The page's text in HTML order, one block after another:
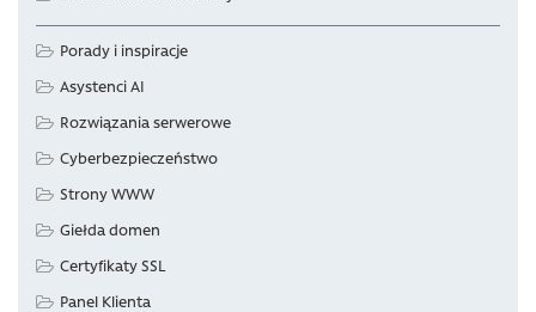
Porady i inspiracje
Asystenci AI
Rozwiązania serwerowe
Cyberbezpieczeństwo
Strony WWW
Giełda domen
Certyfikaty SSL
Panel Klienta